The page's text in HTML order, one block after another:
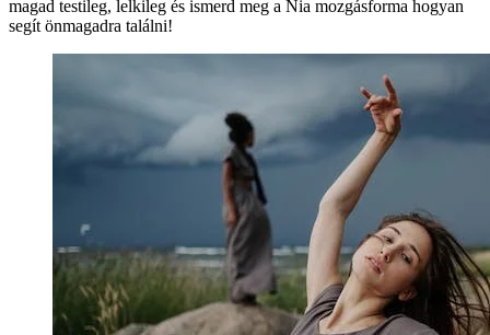
magad testileg, lelkileg és ismerd meg a Nia mozgásforma hogyan
segít önmagadra találni!